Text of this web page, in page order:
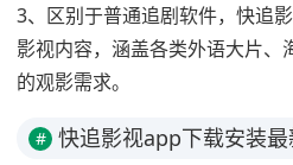
3、区别于普通追剧软件，快追
影视内容，涵盖各类外语大片、
的观影需求。
# 快追影视app下载安装